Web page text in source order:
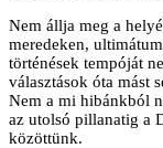
Nem állja meg a
meredeken,
történések tempóját
választások óta mást
Nem a mi hibánkból
az utolsó pillanatig a
közöttünk.